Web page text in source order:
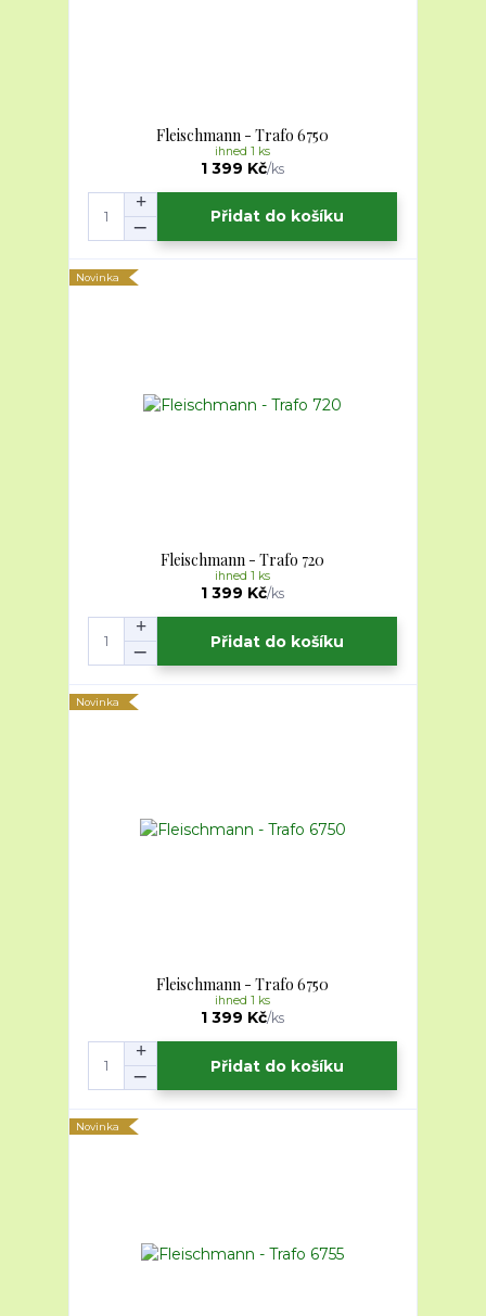
Fleischmann - Trafo 6750
1 399 Kč/ks
ihned 1 ks
Přidat do košíku
Novinka
Fleischmann - Trafo 720
1 399 Kč/ks
ihned 1 ks
Přidat do košíku
Novinka
Fleischmann - Trafo 6750
1 399 Kč/ks
ihned 1 ks
Přidat do košíku
Novinka